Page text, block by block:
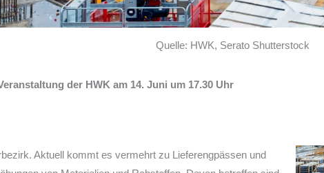
Quelle: HWK, Serato Shutterstock
der HWK am 14. Juni um 17.30 Uhr
Aktuell kommt es vermehrt zu Lieferengpässen und